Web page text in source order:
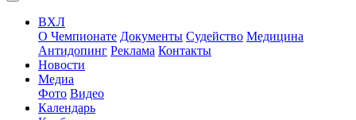
ВХЛ
О Чемпионате Документы Судейство Медицина
Антидопинг Реклама Контакты
Новости
Медиа
Фото Видео
Календарь